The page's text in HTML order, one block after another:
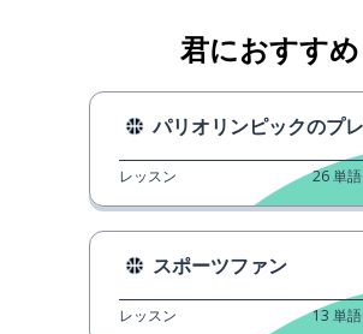
君におすすめ
パリオリンピックのプ
レッスン 26単
スポーツファン
レッスン 13 単